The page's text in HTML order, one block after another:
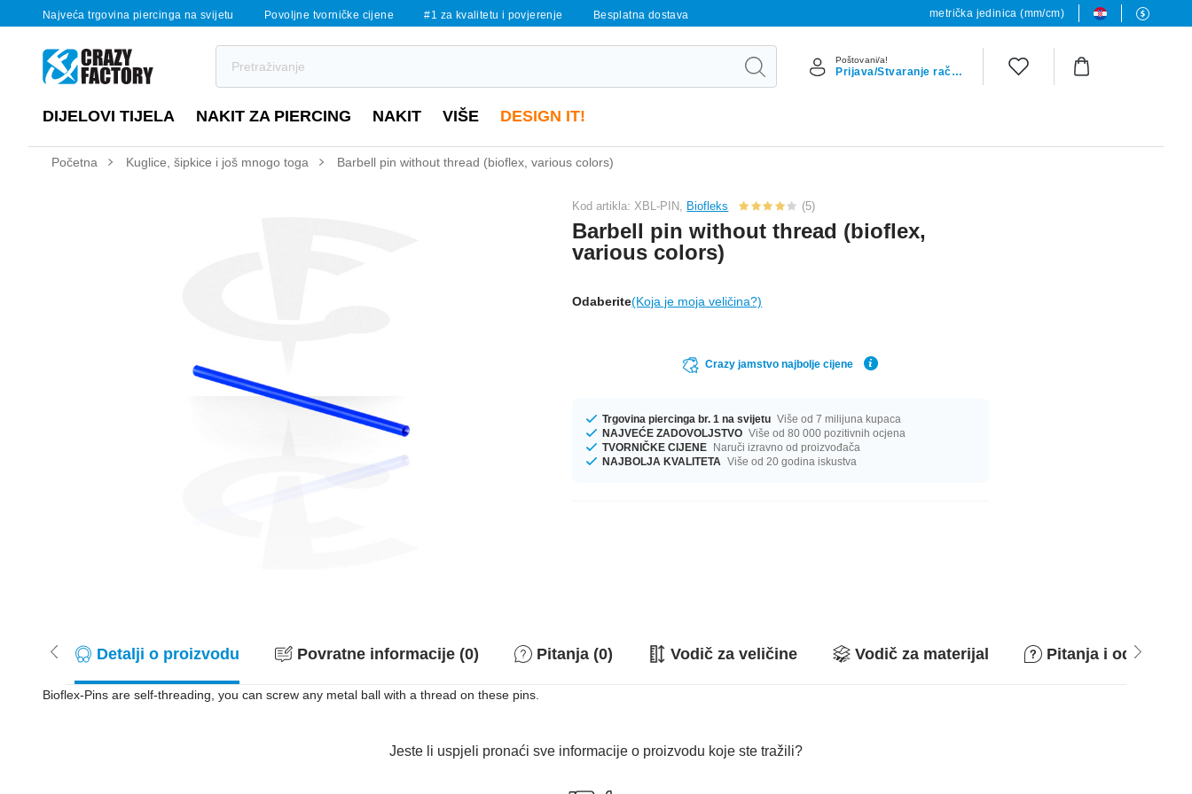
Najveća trgovina piercinga na svijetu Povoljne tvorničke cijene #1 za kvalitetu i povjerenje Besplatna dostava metrička jedinica (mm/cm)
Poštovani/a!
Prijava/Stvaranje računa
DIJELOVI TIJELA NAKIT ZA PIERCING NAKIT VIŠE DESIGN IT!
Početna Kuglice, šipkice i još mnogo toga Barbell pin without thread (bioflex, various colors)
Kod artikla: XBL-PIN, Biofleks (5)
Barbell pin without thread (bioflex,
various colors)
Odaberite(Koja je moja veličina?)
Crazy jamstvo najbolje cijene
Trgovina piercinga br. 1 na svijetu Više od 7 milijuna kupaca
NAJVEĆE ZADOVOLJSTVO Više od 80 000 pozitivnih ocjena
TVORNIČKE CIJENE Naruči izravno od proizvođača
NAJBOLJA KVALITETA Više od 20 godina iskustva
Detalji o proizvodu Povratne informacije (0) Pitanja (0) Vodič za veličine Vodič za materijal Pitanja i odgovori
Bioflex-Pins are self-threading, you can screw any metal ball with a thread on these pins.
Jeste li uspjeli pronaći sve informacije o proizvodu koje ste tražili?